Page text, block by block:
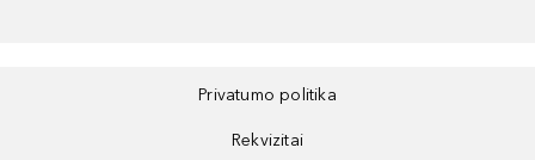
Privatumo politika
Rekvizitai